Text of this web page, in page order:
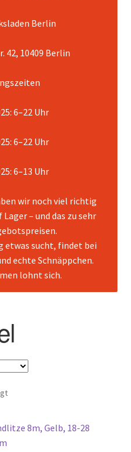
Berlin
42, 10409 Berlin
6–22 Uhr
6–22 Uhr
6–13 Uhr
wir noch viel richtig
– und das zu sehr
etwas sucht, findet bei
echte Schnäppchen.
lohnt sich.